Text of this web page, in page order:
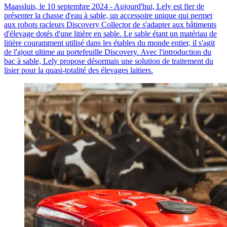
Maassluis, le 10 septembre 2024 - Aujourd'hui, Lely est fier de
présenter la chasse d'eau à sable, un accessoire unique qui permet
aux robots racleurs Discovery Collector de s'adapter aux bâtiments
d'élevage dotés d'une litière en sable. Le sable étant un matériau de
litière couramment utilisé dans les étables du monde entier, il s'agit
de l'ajout ultime au portefeuille Discovery. Avec l'introduction du
bac à sable, Lely propose désormais une solution de traitement du
lisier pour la quasi-totalité des élevages laitiers.